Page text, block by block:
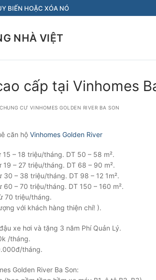
BIẾN HOẶC XÓA NÓ
NHÀ VIỆT
cấp tại Vinhomes
CƯ VINHOMES GOLDEN RIVER BA SON
căn hộ Vinhomes Golden River
– 18 triệu/tháng. DT 50 – 58 m².
19 – 27 triệu/tháng. DT 68 – 90 m².
30 – 38 triệu/tháng. DT 98 – 12 1m².
60 – 70 triệu/tháng. DT 150 – 160 m².
70 triệu/tháng.
với khách hàng thiện chí! ).
xe hơi và tặng 3 năm Phí Quản Lý.
/tháng.
tháng.
Golden River Ba Son: